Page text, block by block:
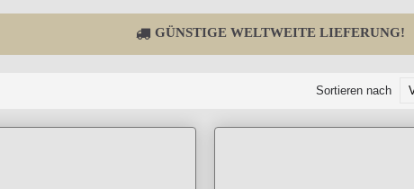
GÜNSTIGE WELTWEITE LIEFERUNG!
Sortieren nach